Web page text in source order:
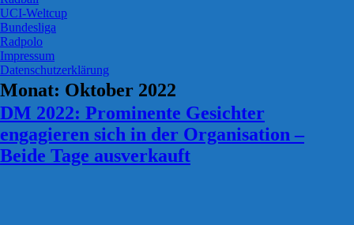
UCI-Weltcup
Bundesliga
Radpolo
Impressum
Datenschutzerklärung
Monat: Oktober 2022
DM 2022: Prominente Gesichter
engagieren sich in der Organisation –
Beide Tage ausverkauft